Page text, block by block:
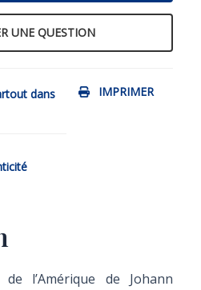
UNE QUESTION
IMPRIMER
dans
l’Amérique de Johann